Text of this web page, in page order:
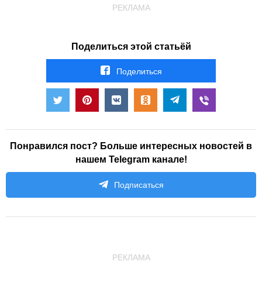
РЕКЛАМА
Поделиться этой статьёй
Поделиться
Понравился пост? Больше интересных новостей в
нашем Telegram канале!
Подписаться
РЕКЛАМА